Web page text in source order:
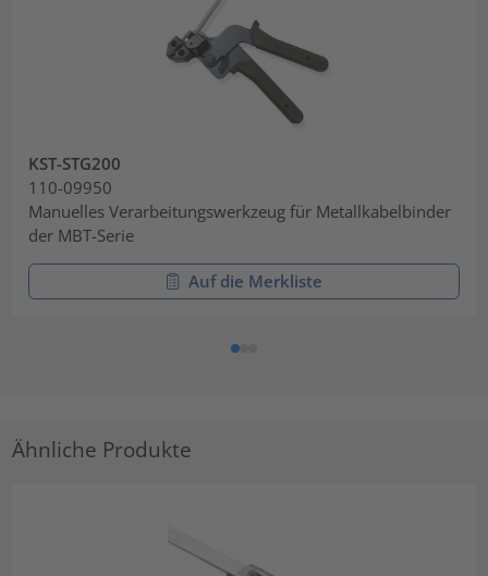
KST-STG200
110-09950
Manuelles Verarbeitungswerkzeug für Metallkabelbinder
der MBT-Serie
Auf die Merkliste
Ähnliche Produkte